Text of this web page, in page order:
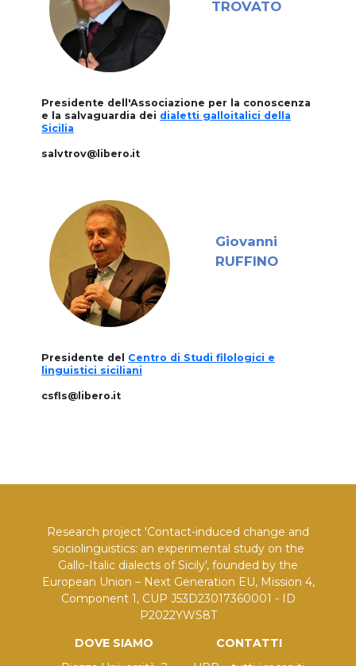
TROVATO
Presidente dell'Associazione per la conoscenza
e la salvaguardia dei dialetti galloitalici della
Sicilia
salvtrov@libero.it
Giovanni
RUFFINO
Presidente del Centro di Studi filologici e
linguistici siciliani
csfls@libero.it
Research project 'Contact-induced change and
sociolinguistics: an experimental study on the
Gallo-Italic dialects of Sicily', founded by the
European Union – Next Generation EU, Mission 4,
Component 1, CUP J53D23017360001 - ID
P2022YWS8T
DOVE SIAMO
CONTATTI